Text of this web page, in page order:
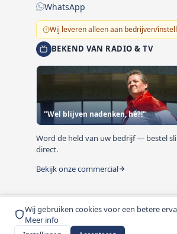
Wij gebruiken cookies voor een betere
Meer info
WhatsApp
Wij leveren alleen aan bedrijven/
BEKEND VAN RADIO & TV
"Wel blijven nadenken, hè?!"
Word de held van uw bedrijf — bestel
direct.
Bekijk onze commercial
© 1999-2026 Beat-it.nl. Vermelde prijzen
tenzij anders vermeld.